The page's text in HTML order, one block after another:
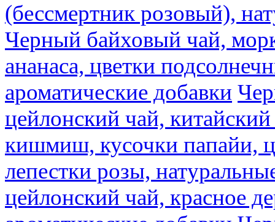
(бессмертник розовый),
Черный байховый чай,
ананаса, цветки
ароматические добавки
цейлонский чай,
кишмиш, кусочки папайи,
лепестки розы,
цейлонский чай, красное